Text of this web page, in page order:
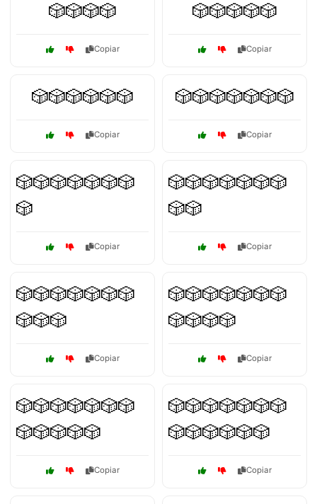
🎲🎲🎲🎲
Copiar
🎲🎲🎲🎲🎲
Copiar
🎲🎲🎲🎲🎲🎲
Copiar
🎲🎲🎲🎲🎲🎲🎲
Copiar
🎲🎲🎲🎲🎲🎲🎲
🎲
Copiar
🎲🎲🎲🎲🎲🎲🎲
🎲🎲
Copiar
🎲🎲🎲🎲🎲🎲🎲
🎲🎲🎲
Copiar
🎲🎲🎲🎲🎲🎲🎲
🎲🎲🎲🎲
Copiar
🎲🎲🎲🎲🎲🎲🎲
🎲🎲🎲🎲🎲
Copiar
🎲🎲🎲🎲🎲🎲🎲
🎲🎲🎲🎲🎲🎲
Copiar